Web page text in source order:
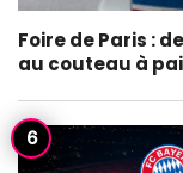
Foire de Paris :
au couteau à